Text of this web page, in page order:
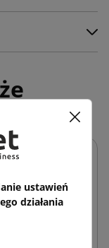
ustawień
działania